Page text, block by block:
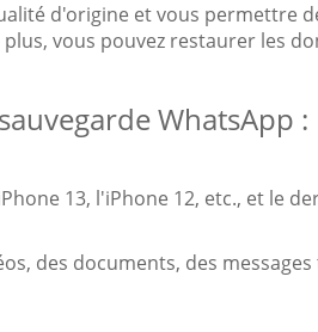
d'origine et vous permettre
vous pouvez restaurer les
WhatsApp :
13, l'iPhone 12, etc., et le
des documents, des messages